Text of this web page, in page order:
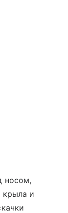
носом,
крыла и